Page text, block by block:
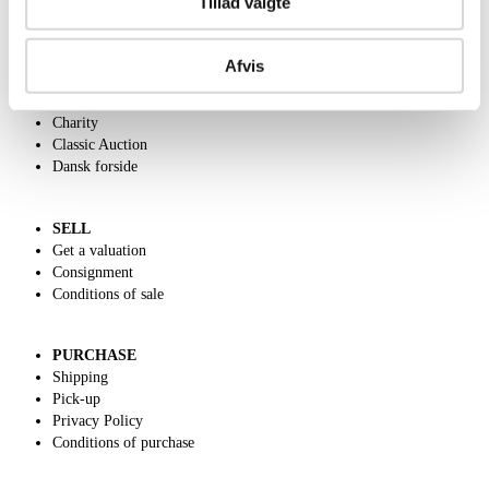
Afvis
Charity
Classic Auction
Dansk forside
SELL
Get a valuation
Consignment
Conditions of sale
PURCHASE
Shipping
Pick-up
Privacy Policy
Conditions of purchase